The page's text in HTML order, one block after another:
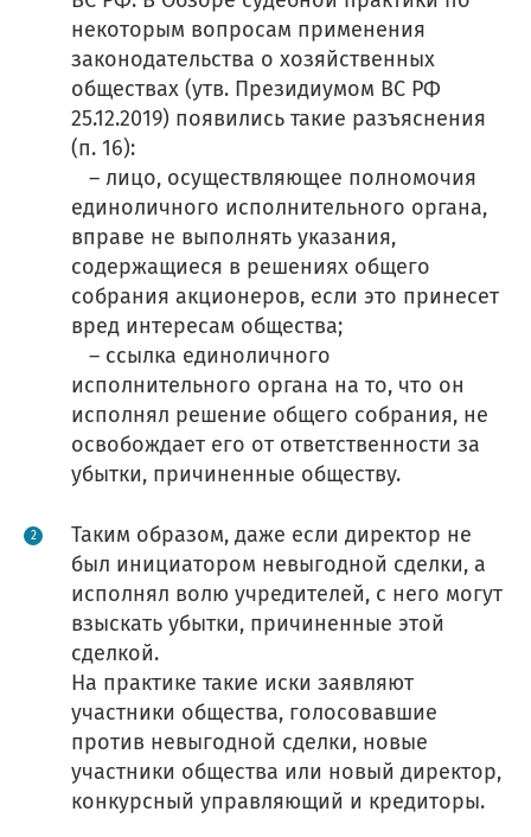
некоторым вопросам применения
законодательства о хозяйственных
обществах (утв. Президиумом ВС РФ
25.12.2019) появились такие разъяснения
(п. 16):
– лицо, осуществляющее полномочия
единоличного исполнительного органа,
вправе не выполнять указания,
содержащиеся в решениях общего
собрания акционеров, если это принесет
вред интересам общества;
– ссылка единоличного
исполнительного органа на то, что он
исполнял решение общего собрания, не
освобождает его от ответственности за
убытки, причиненные обществу.
Таким образом, даже если директор не
был инициатором невыгодной сделки, а
исполнял волю учредителей, с него могут
взыскать убытки, причиненные этой
сделкой.
На практике такие иски заявляют
участники общества, голосовавшие
против невыгодной сделки, новые
участники общества или новый директор,
конкурсный управляющий и кредиторы.